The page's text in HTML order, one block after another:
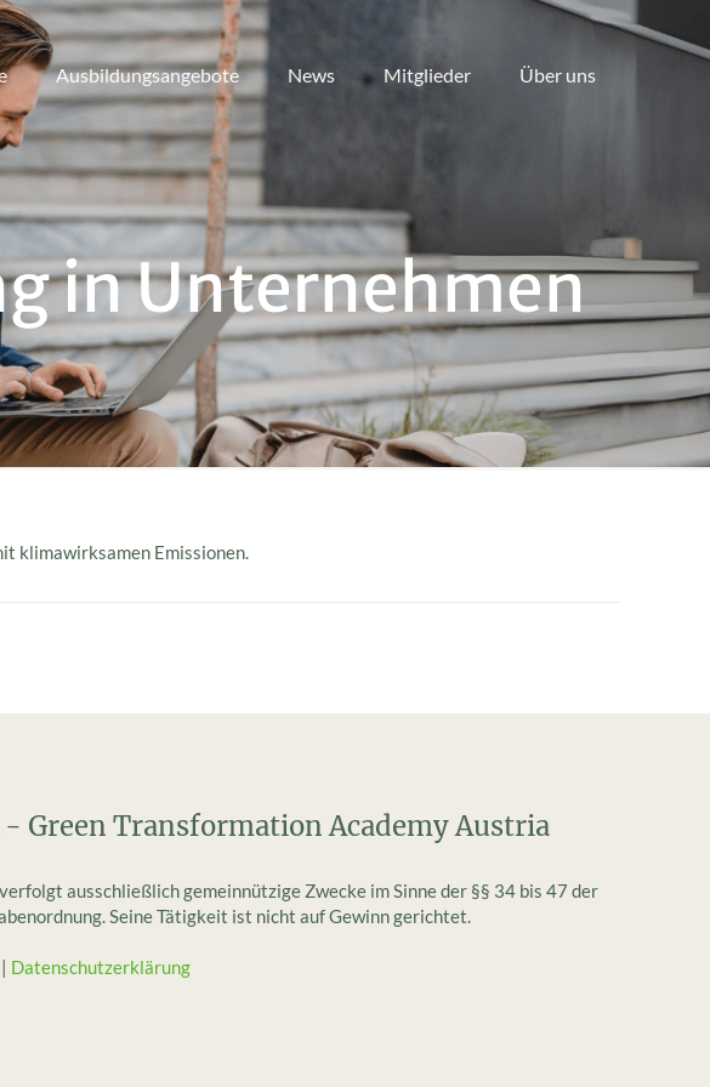
Ausbildungsangebote News Mitglieder Über uns
in Unternehmen
klimawirksamen Emissionen.
- Green Transformation Academy Austria
ausschließlich gemeinnützige Zwecke im Sinne der §§ 34 bis 47 der
Seine Tätigkeit ist nicht auf Gewinn gerichtet.
| Datenschutzerklärung